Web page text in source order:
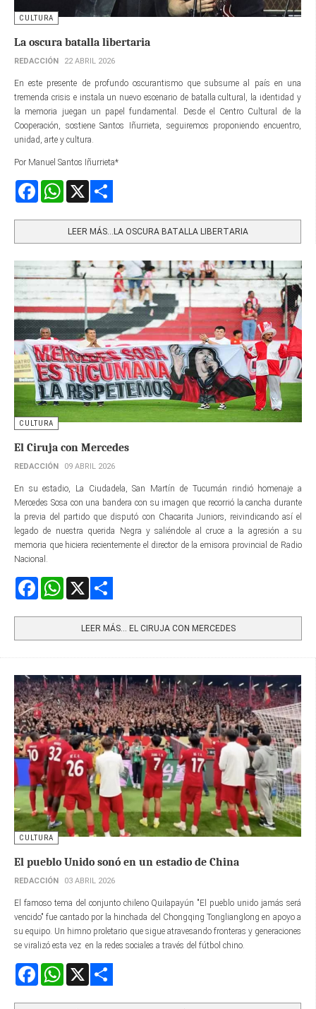
CULTURA
La oscura batalla libertaria
REDACCIÓN 22 ABRIL 2026
En este presente de profundo oscurantismo que subsume al país en una
tremenda crisis e instala un nuevo escenario de batalla cultural, la identidad y
la memoria juegan un papel fundamental. Desde el Centro Cultural de la
Cooperación, sostiene Santos Iñurrieta, seguiremos proponiendo encuentro,
unidad, arte y cultura.
Por Manuel Santos Iñurrieta*
FacebookWhatsApp
LEER MÁS…LA OSCURA BATALLA LIBERTARIA
CULTURA
El Ciruja con Mercedes
REDACCIÓN 09 ABRIL 2026
En su estadio, La Ciudadela, San Martín de Tucumán rindió homenaje a
Mercedes Sosa con una bandera con su imagen que recorrió la cancha durante
la previa del partido que disputó con Chacarita Juniors, reivindicando así el
legado de nuestra querida Negra y saliéndole al cruce a la agresión a su
memoria que hiciera recientemente el director de la emisora provincial de Radio
Nacional.
FacebookWhatsApp
LEER MÁS… EL CIRUJA CON MERCEDES
CULTURA
El pueblo Unido sonó en un estadio de China
REDACCIÓN 03 ABRIL 2026
El famoso tema del conjunto chileno Quilapayún "El pueblo unido jamás será
vencido" fue cantado por la hinchada del Chongqing Tonglianglong en apoyo a
su equipo. Un himno proletario que sigue atravesando fronteras y generaciones
se viralizó esta vez en la redes sociales a través del fútbol chino.
FacebookWhatsApp